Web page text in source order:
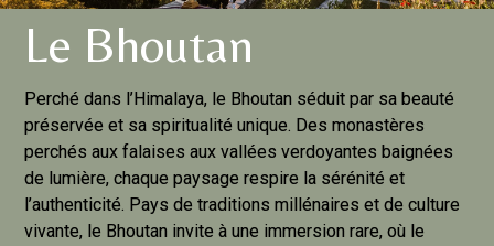
Le Bhoutan
Perché dans l’Himalaya, le Bhoutan séduit par sa beauté
préservée et sa spiritualité unique. Des monastères
perchés aux falaises aux vallées verdoyantes baignées
de lumière, chaque paysage respire la sérénité et
l’authenticité. Pays de traditions millénaires et de culture
vivante, le Bhoutan invite à une immersion rare, où le